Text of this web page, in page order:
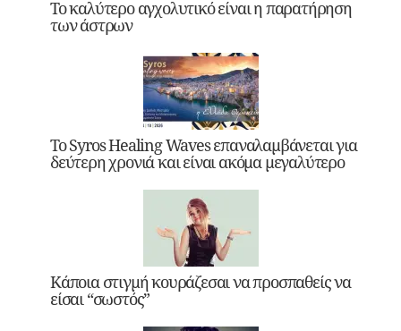
Το καλύτερο αγχολυτικό είναι η παρατήρηση
των άστρων
Το Syros Healing Waves επαναλαμβάνεται για
δεύτερη χρονιά και είναι ακόμα μεγαλύτερο
Κάποια στιγμή κουράζεσαι να προσπαθείς να
είσαι “σωστός”